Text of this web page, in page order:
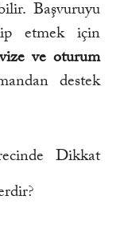
Başvuruyu
etmek için
ve oturum
destek
Dikkat